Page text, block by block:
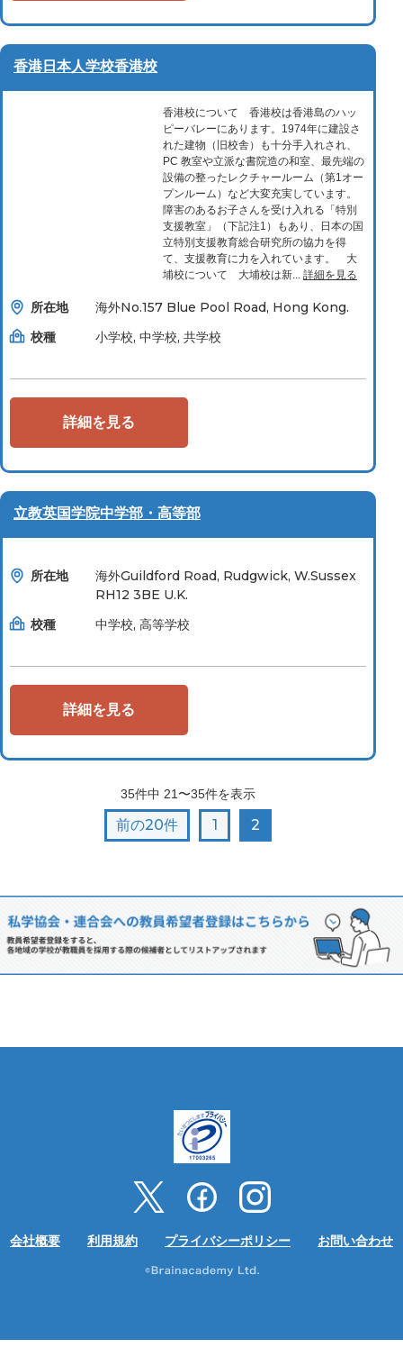
香港日本人学校香港校
香港校について 香港校は香港島のハッ
ピーバレーにあります。1974年に建設さ
れた建物（旧校舎）も十分手入れされ、
PC 教室や立派な書院造の和室、最先端の
設備の整ったレクチャールーム（第1オー
プンルーム）など大変充実しています。
障害のあるお子さんを受け入れる「特別
支援教室」（下記注1）もあり、日本の国
立特別支援教育総合研究所の協力を得
て、支援教育に力を入れています。 大
埔校について 大埔校は新... 詳細を見る
所在地
海外No.157 Blue Pool Road, Hong Kong.
校種
小学校, 中学校, 共学校
詳細を見る
立教英国学院中学部・高等部
所在地
海外Guildford Road, Rudgwick, W.Sussex
RH12 3BE U.K.
校種
中学校, 高等学校
詳細を見る
35件中 21〜35件を表示
前の20件 1 2
会社概要 利用規約 プライバシーポリシー お問い合わせ